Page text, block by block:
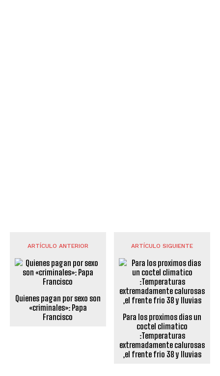
ARTÍCULO ANTERIOR
Quienes pagan por sexo son
«criminales»: Papa
Francisco
ARTÍCULO SIGUIENTE
Para los proximos dias un
coctel climatico
:Temperaturas
extremadamente calurosas
,el frente frio 38 y lluvias